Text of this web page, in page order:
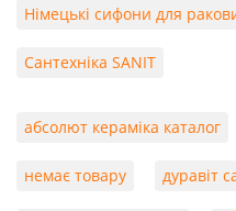
Німецькі сифони для
Сантехніка SANIT
абсолют кераміка каталог
немає товару дуравіт